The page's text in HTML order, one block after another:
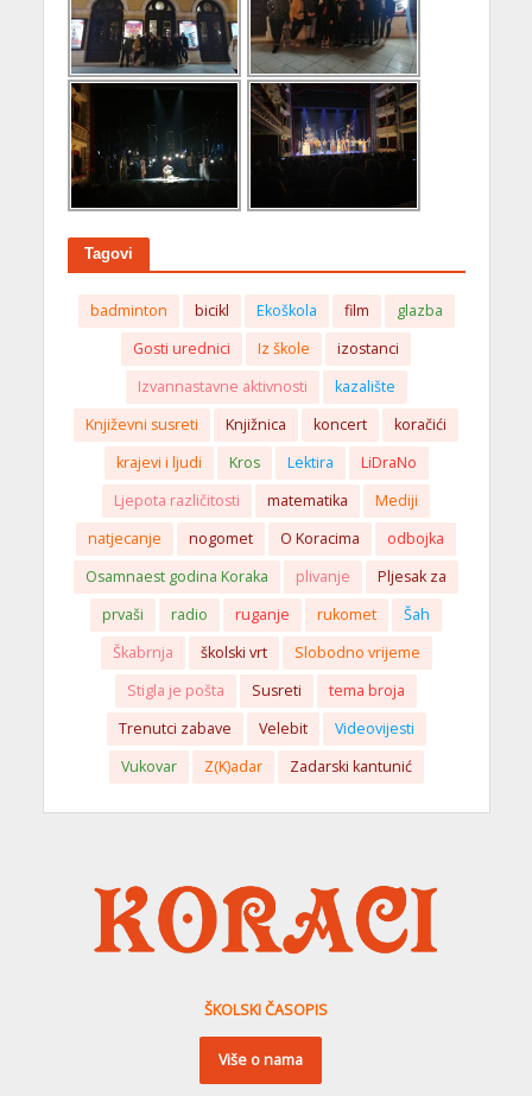
Tagovi
badminton bicikl Ekoškola film
glazba
Gosti urednici
Iz škole
izostanci
Izvannastavne aktivnosti
kazalište
Književni susreti
Knjižnica koncert
koračići
krajevi i ljudi
Kros Lektira
LiDraNo
Ljepota različitosti
matematika
Mediji
natjecanje
nogomet O Koracima
odbojka
Osamnaest godina Koraka
plivanje
Pljesak za
prvaši
radio ruganje rukomet
Šah
Škabrnja
školski vrt
Slobodno vrijeme
Stigla je pošta
Susreti
tema broja
Trenutci zabave
Velebit
Videovijesti
Vukovar
Z(K)adar Zadarski kantunić
ŠKOLSKI ČASOPIS
Više o nama